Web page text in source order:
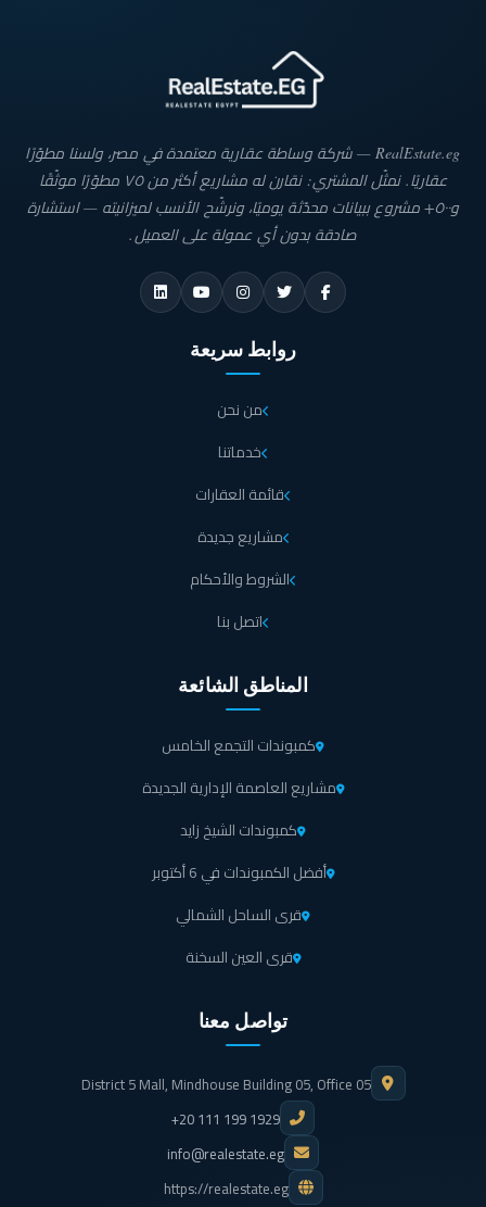
RealEstate.eg — شركة وساطة عقارية معتمدة في مصر، ولسنا مطوّرًا
عقاريًا. نمثّل المشتري: نقارن له مشاريع أكثر من ٧٥ مطوّرًا موثّقًا
و٥٠٠+ مشروع ببيانات محدّثة يوميًا، ونرشّح الأنسب لميزانيته — استشارة
صادقة بدون أي عمولة على العميل.
روابط سريعة
من نحن
خدماتنا
قائمة العقارات
مشاريع جديدة
الشروط والأحكام
اتصل بنا
المناطق الشائعة
كمبوندات التجمع الخامس
مشاريع العاصمة الإدارية الجديدة
كمبوندات الشيخ زايد
أفضل الكمبوندات في 6 أكتوبر
قرى الساحل الشمالي
قرى العين السخنة
تواصل معنا
District 5 Mall, Mindhouse Building 05, Office 05
+20 111 199 1929
info@realestate.eg
https://realestate.eg